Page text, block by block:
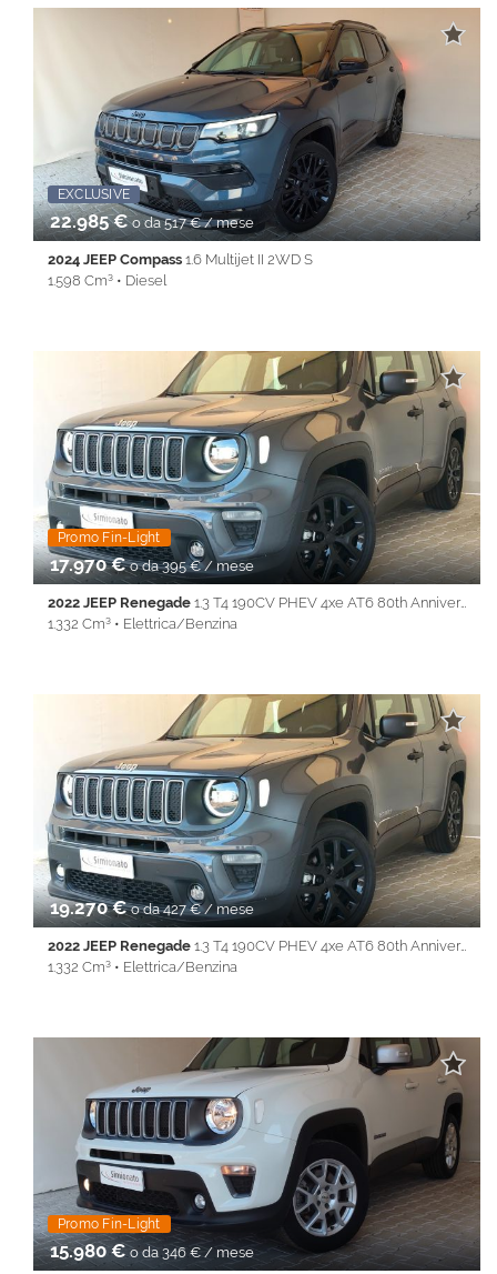
Android Auto • Antifurto • Apple CarPlay • Autoradio • Bluetooth
• Cerchi in lega • Chiusura centralizzata • Climatizzatore •
Controllo trazione • Cruise Control • ESP • Filtro antiparticolato •
Full LED • Immobilizzatore elettronico • Interni in pelle • Isofix •
LINE ASSIST • Park Distance Control • PDC • REAR ASSIST •
Servosterzo • Navigatore satellitare • Specchietti laterali elettrici
• Start&Stop • Telecamera per parcheggio assistito • Touch
screen • USB • Vivavoce • Volante multifunzione
EXCLUSIVE
22.985 €o da 517 € / mese
2024 JEEP Compass 1.6 Multijet II 2WD S
1.598 Cm³ • Diesel
Android Auto • Antifurto • Apple CarPlay • Autoradio • Bluetooth
• Cerchi in lega • Chiusura centralizzata • Climatizzatore •
Controllo trazione • Cruise Control • ESP • Filtro antiparticolato •
Full LED • Immobilizzatore elettronico • Interni in pelle • Isofix •
LINE ASSIST • Park Distance Control • PDC • REAR ASSIST •
Servosterzo • Navigatore satellitare • Specchietti laterali elettrici
• Start&Stop • Telecamera per parcheggio assistito • Touch
screen • USB • Vivavoce • Volante multifunzione
Promo Fin-Light
17.970 €o da 395 € / mese
2022 JEEP Renegade 1.3 T4 190CV PHEV 4xe AT6 80th Anniversary
1.332 Cm³ • Elettrica/Benzina
Airbag testa • Alzacristalli elettrici • Android Auto • Apple
CarPlay • Autoradio • Bluetooth • Cerchi in lega • Chiusura
centralizzata • Climatizzatore • Controllo trazione • Cruise
Control • ESP • Full LED • Immobilizzatore elettronico • Isofix •
Keyless • Lane Assist • Park Distance Control • PDC • REAR
ASSIST • Regolazione elettrica sedili • Sedile posteriore
sdoppiato • Servosterzo • Navigatore satellitare • Specchietti
laterali elettrici • Start&Stop • Telecamera posteriore • Touch
screen • USB • Vivavoce • Volante multifunzione
19.270 €o da 427 € / mese
2022 JEEP Renegade 1.3 T4 190CV PHEV 4xe AT6 80th Anniversary
1.332 Cm³ • Elettrica/Benzina
Airbag testa • Alzacristalli elettrici • Android Auto • Apple
CarPlay • Autoradio • Bluetooth • Cerchi in lega • Chiusura
centralizzata • Climatizzatore • Controllo trazione • Cruise
Control • ESP • Full LED • Immobilizzatore elettronico • Isofix •
Keyless • Lane Assist • Park Distance Control • PDC • REAR
ASSIST • Regolazione elettrica sedili • Sedile posteriore
sdoppiato • Servosterzo • Navigatore satellitare • Specchietti
laterali elettrici • Start&Stop • Telecamera posteriore • Touch
screen • USB • Vivavoce • Volante multifunzione
Promo Fin-Light
15.980 €o da 346 € / mese